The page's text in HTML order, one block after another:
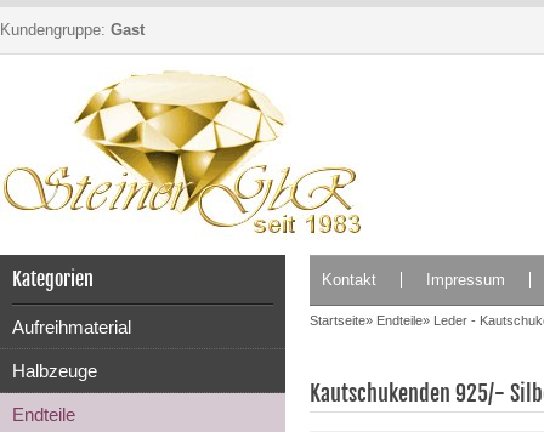
Kundengruppe: Gast
Kategorien
Aufreihmaterial
Halbzeuge
Endteile
Kontakt Impressum
Startseite» Endteile» Leder -
Kautschukenden 925/-